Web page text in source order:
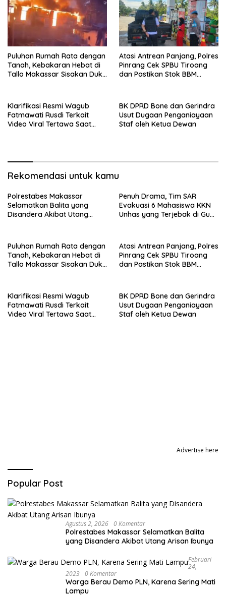
Puluhan Rumah Rata dengan
Tanah, Kebakaran Hebat di
Tallo Makassar Sisakan Duka
Atasi Antrean Panjang, Polres
Pinrang Cek SPBU Tiroang
dan Pastikan Stok BBM
Klarifikasi Resmi Wagub
Fatmawati Rusdi Terkait
Video Viral Tertawa Saat
BK DPRD Bone dan Gerindra
Usut Dugaan Penganiayaan
Staf oleh Ketua Dewan
Rekomendasi untuk kamu
Polrestabes Makassar
Selamatkan Balita yang
Disandera Akibat Utang
Penuh Drama, Tim SAR
Evakuasi 6 Mahasiswa KKN
Unhas yang Terjebak di Gua
Puluhan Rumah Rata dengan
Tanah, Kebakaran Hebat di
Tallo Makassar Sisakan Duka
Atasi Antrean Panjang, Polres
Pinrang Cek SPBU Tiroang
dan Pastikan Stok BBM
Klarifikasi Resmi Wagub
Fatmawati Rusdi Terkait
Video Viral Tertawa Saat
BK DPRD Bone dan Gerindra
Usut Dugaan Penganiayaan
Staf oleh Ketua Dewan
Advertise here
Popular Post
Agustus 2, 2026 0 Komentar
Polrestabes Makassar Selamatkan Balita
yang Disandera Akibat Utang Arisan Ibunya
Februari
24,
2023 0 Komentar
Warga Berau Demo PLN, Karena Sering Mati
Lampu